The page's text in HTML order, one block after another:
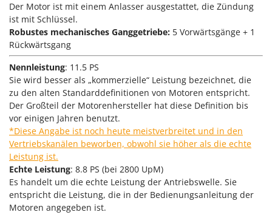
T
Teppichreiniger und Teppichbodenreiniger
Thermische und mechanische Unkrautbrenner
Tomatenpressen
Tragbare Powerstationen
Traktor-Heckenscheren mit Ausleger
U
Umfüllpumpen
Umkehrfräsen
V
Vakuumiergeräte
Vertikutierer
Iseki
Italyco
ITM
J JOLLY ITALIA
K
KAAZ
Karcher
Kasco
Kemper
Kenwood
Keter
Der Motor ist mit einem Anlasser ausgestattet, die Zündung
ist mit Schlüssel.
Robustes mechanisches Ganggetriebe: 5 Vorwärtsgänge + 1
Rückwärtsgang
Nennleistung: 11.5 PS
Sie wird besser als „kommerzielle“ Leistung bezeichnet, die
zu den alten Standarddefinitionen von Motoren entspricht.
Der Großteil der Motorenhersteller hat diese Definition bis
vor einigen Jahren benutzt.
*Diese Angabe ist noch heute meistverbreitet und in den
Vertriebskanälen beworben, obwohl sie höher als die echte
Leistung ist.
Echte Leistung: 8.8 PS (bei 2800 UpM)
Es handelt um die echte Leistung der Antriebswelle. Sie
entspricht die Leistung, die in der Bedienungsanleitung der
Motoren angegeben ist.